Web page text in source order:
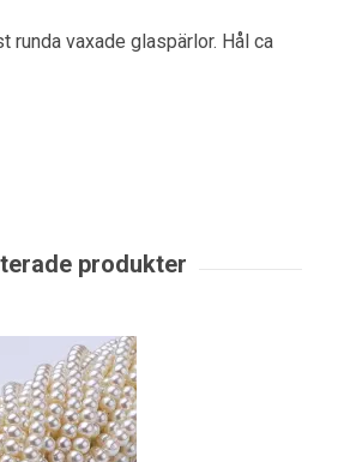
runda vaxade glaspärlor. Hål ca